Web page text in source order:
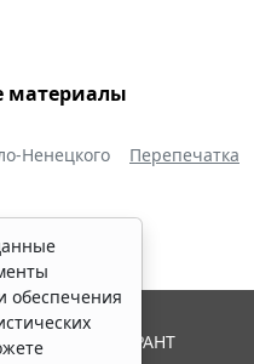
материалы
Ненецкого
Перепечатка
обеспечения
Система ГАРАНТ